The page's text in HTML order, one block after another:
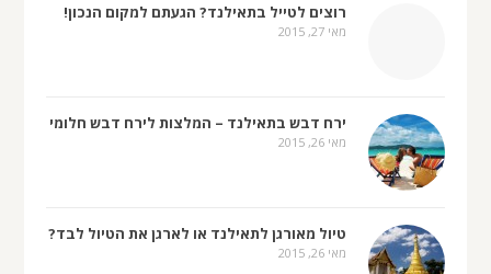
רוצים לטייל בתאילנד? הגעתם למקום הנכון!
מאי 27, 2015
ירח דבש בתאילנד – המלצות לירח דבש חלומי
מאי 26, 2015
טיול מאורגן לתאילנד או לארגן את הטיול לבד?
מאי 26, 2015